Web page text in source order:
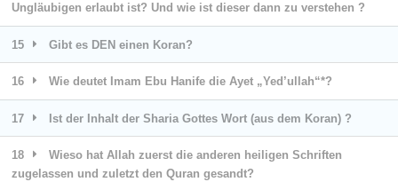
Ungläubigen erlaubt ist? Und wie ist dieser dann zu verstehen ?
15 Gibt es DEN einen Koran?
16 Wie deutet Imam Ebu Hanife die Ayet „Yed’ullah“*?
17 Ist der Inhalt der Sharia Gottes Wort (aus dem Koran) ?
18
Wieso hat Allah zuerst die anderen heiligen Schriften
zugelassen und zuletzt den Quran gesandt?